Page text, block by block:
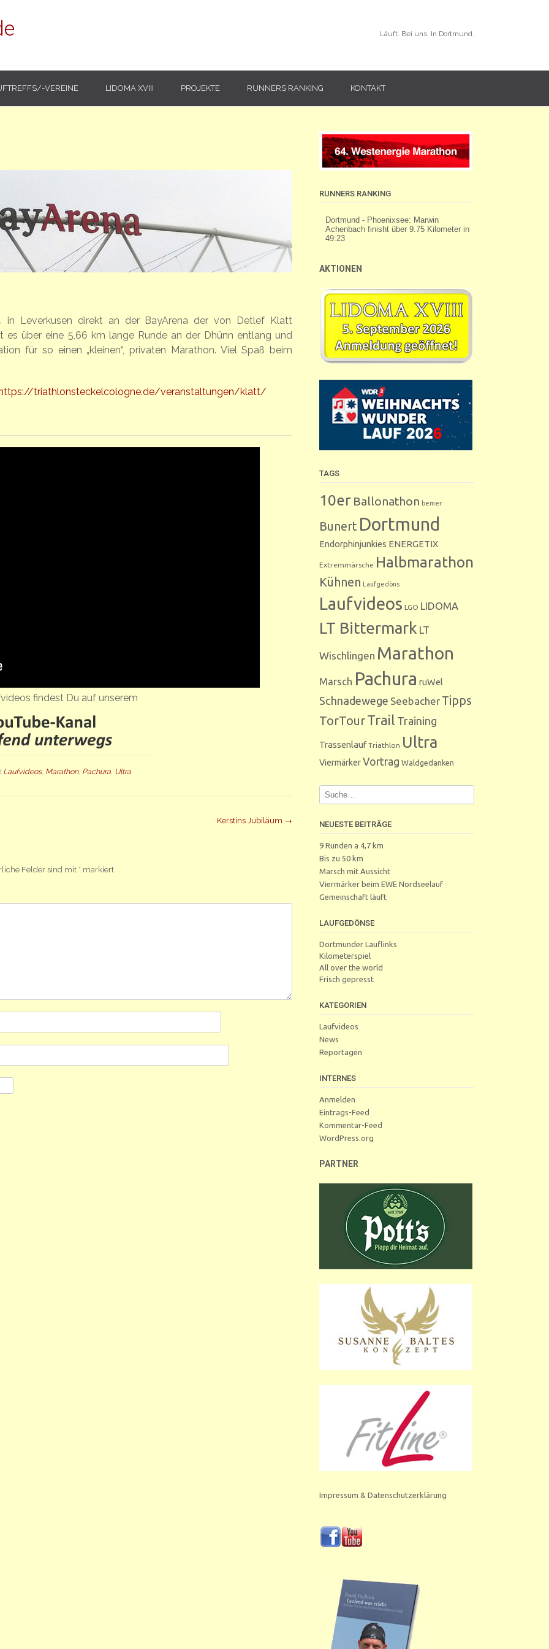
Läuft. Bei uns. In Dortmund.
VEREINE LIDOMA XVIII PROJEKTE RUNNERS RANKING KONTAKT
in Leverkusen direkt an der BayArena der von Detlef Klatt
es über eine 5,66 km lange Runde an der Dhünn entlang und
für so einen „kleinen“, privaten Marathon. Viel Spaß beim
triathlonsteckelcologne.de/veranstaltungen/klatt/
findest Du auf unserem
Laufvideos, Marathon, Pachura, Ultra
Kerstins Jubiläum →
Felder sind mit * markiert
RUNNERS RANKING
AKTIONEN
TAGS
10er Ballonathon bemer
Bunert Dortmund
Endorphinjunkies ENERGETIX
Extremmärsche Halbmarathon
Kühnen Laufgedöns
Laufvideos LGO LIDOMA
LT Bittermark LT
Wischlingen Marathon
Marsch Pachura ruWel
Schnadewege Seebacher Tipps
TorTourTrail Training
Trassenlauf Triathlon Ultra
ViermärkerVortrag Waldgedanken
NEUESTE BEITRÄGE
9 Runden a 4,7 km
Bis zu 50 km
Marsch mit Aussicht
Viermärker beim EWE Nordseelauf
Gemeinschaft läuft
LAUFGEDÖNSE
Dortmunder Lauflinks
Kilometerspiel
All over the world
Frisch gepresst
KATEGORIEN
Laufvideos
News
Reportagen
INTERNES
Anmelden
Eintrags-Feed
Kommentar-Feed
WordPress.org
PARTNER
Impressum & Datenschutzerklärung